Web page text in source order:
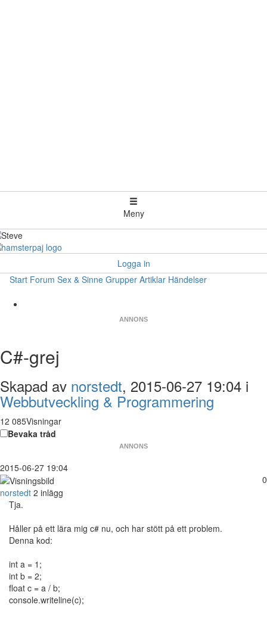
Meny
Logga in
Start Forum Sex & Sinne Grupper Artiklar Händelser
ANNONS
C#-grej
Skapad av norstedt, 2015-06-27 19:04 i
Webbutveckling & Programmering
12 085Visningar
Bevaka tråd
ANNONS
2015-06-27 19:04
0
norstedt 2 inlägg
Tja.
Håller på ett lära mig c# nu, och har stött på ett problem.
Denna kod:
int a = 1;
int b = 2;
float c = a / b;
console.writeline(c);